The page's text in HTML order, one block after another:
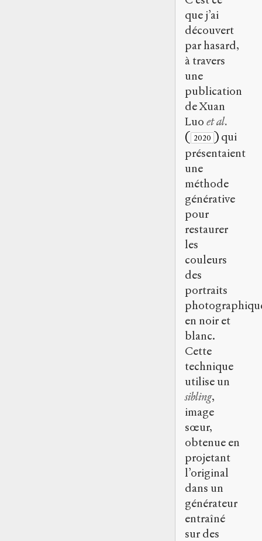
que j’ai
découvert
par hasard,
à travers
une
publication
de Xuan
Luo et al.
( 2020 ) qui
présentaient
une
méthode
générative
pour
restaurer
les
couleurs
des
portraits
en noir et
blanc.
Cette
technique
utilise un
sibling,
image
sœur,
obtenue en
projetant
l’original
dans un
générateur
entraîné
sur des